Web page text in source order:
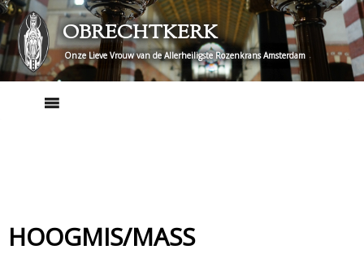
Skip
to
content
OBRECHTKERK
Onze Lieve Vrouw van de Allerheiligste Rozenkrans Amsterdam
HOOGMIS/MASS